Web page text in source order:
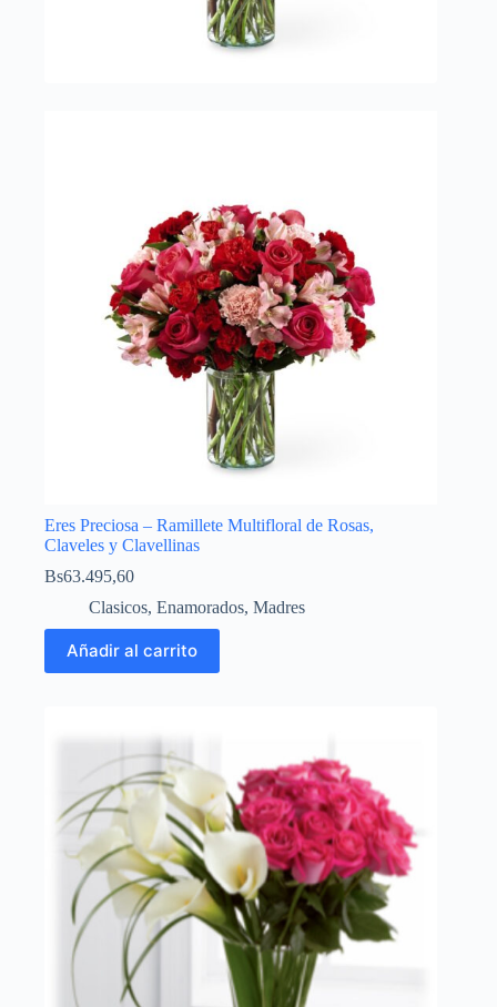
Eres Preciosa – Ramillete Multifloral de Rosas,
Claveles y Clavellinas
Bs63.495,60
Clasicos, Enamorados, Madres
Añadir al carrito